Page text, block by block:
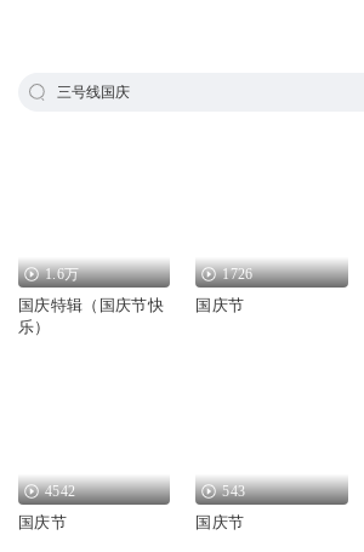
三号线国庆
1.6万
国庆特辑（国庆节快
乐）
1726
国庆节
4542
国庆节
543
国庆节